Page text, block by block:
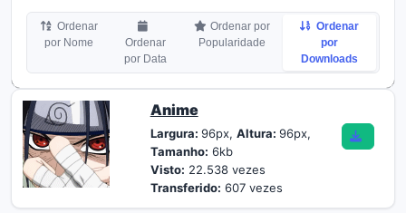
Ordenar
por Nome
Ordenar
por Data
Ordenar por
Popularidade
Ordenar
por
Downloads
Anime
Largura: 96px, Altura: 96px,
Tamanho: 6kb
Visto: 22.538 vezes
Transferido: 607 vezes